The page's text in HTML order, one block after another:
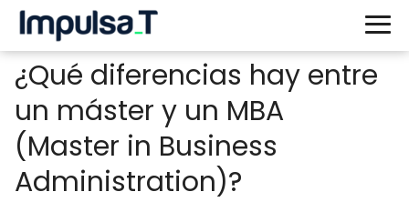
¿Qué diferencias hay entre
un máster y un MBA
(Master in Business
Administration)?